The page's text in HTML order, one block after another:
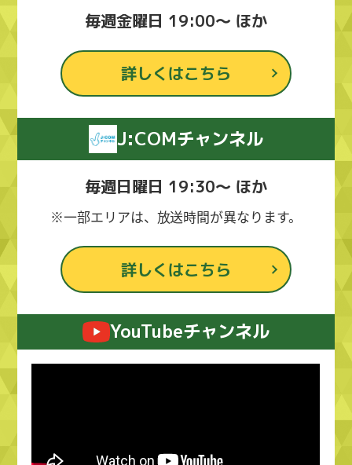
毎週金曜日 19:00～ ほか
詳しくはこちら
J:COMチャンネル
毎週日曜日 19:30～ ほか
※一部エリアは、放送時間が異なります。
詳しくはこちら
YouTubeチャンネル